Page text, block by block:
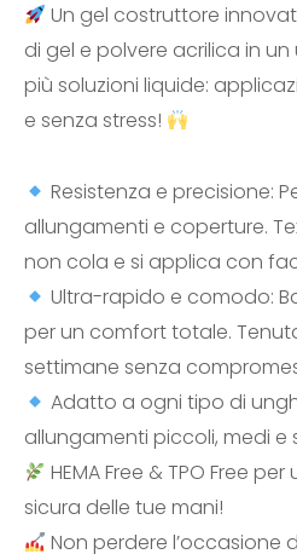
Un gel costruttore
di gel e polvere acrilica in
più soluzioni liquide:
e senza stress!
Resistenza e precisione:
allungamenti e coperture.
non cola e si applica con
Ultra-rapido e comodo:
per un comfort totale.
settimane senza
Adatto a ogni tipo di
allungamenti piccoli, medi e
HEMA Free & TPO Free
sicura delle tue mani!
Non perdere l’occasione